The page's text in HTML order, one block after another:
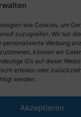
wie Cookies, um
zuzugreifen. Wir tun
personalisierte Werbung
können wir
IDs auf dieser
erteilen oder
werden.
Akzeptieren
Mehr laden